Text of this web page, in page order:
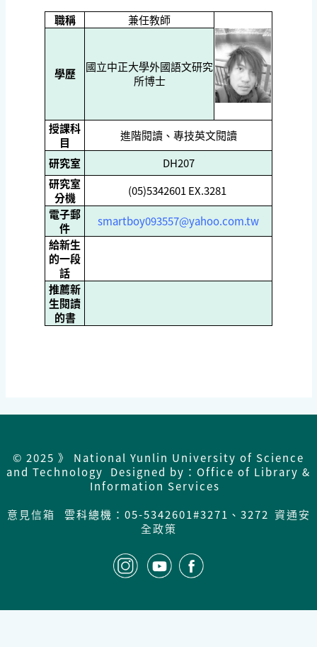
職稱 兼任教師
學歷
國立中正大學外國語文研究
所博士
授課科
目
進階閱讀、專技英文閱讀
研究室
DH207
研究室
分機
(05)5342601 EX.3281
電子郵
件
smartboy093557@yahoo.com.tw
給新生
的一段
話
推薦新
生閱讀
的書
© 2025 》 National Yunlin University of Science
and Technology Designed by：Office of Library &
Information Services
意見信箱
雲科總機：05-5342601#3271、3272 資通安
全政策